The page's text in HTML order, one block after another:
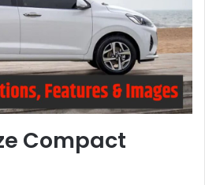
Compact